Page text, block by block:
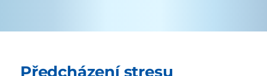
Předcházení stresu